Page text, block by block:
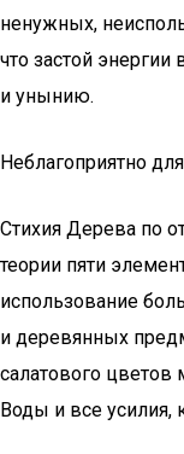
ненужных,
что застой энергии
и унынию.
Неблагоприятно
Стихия Дерева по
теории пяти
использование
и деревянных
салатового
Воды и все усилия,